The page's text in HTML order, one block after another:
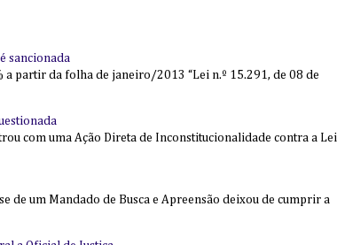
sancionada
partir da folha de janeiro/2013 “Lei n.º 15.291, de 08 de
com uma Ação Direta de Inconstitucionalidade contra a Lei
de um Mandado de Busca e Apreensão deixou de cumprir a